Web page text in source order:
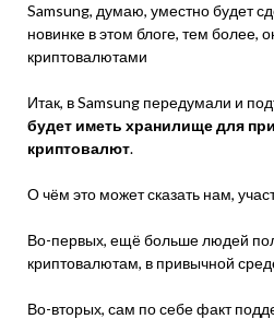
Samsung, думаю, уместно будет
новинке в этом блоге, тем более,
криптовалютами
Итак, в Samsung передумали и
будет иметь хранилище для
криптовалют.
О чём это может сказать нам,
Во-первых, ещё больше людей
криптовалютам, в привычной
Во-вторых, сам по себе факт